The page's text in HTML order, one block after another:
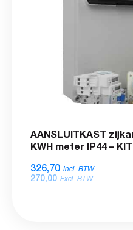
AANSLUITKAST
KWH meter IP44 – KIT
326,70 Incl. BTW
270,00 Excl. BTW